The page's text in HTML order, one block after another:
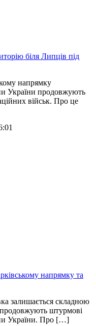
біля Липців під
напрямку
України продовжують
військ. Про це
напрямку та
залишається складною
штурмові
України. Про […]